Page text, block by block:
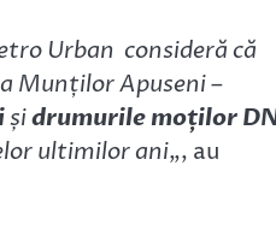
Urban consideră că
Munților Apuseni –
șidrumurile moților
ultimilor ani„, au